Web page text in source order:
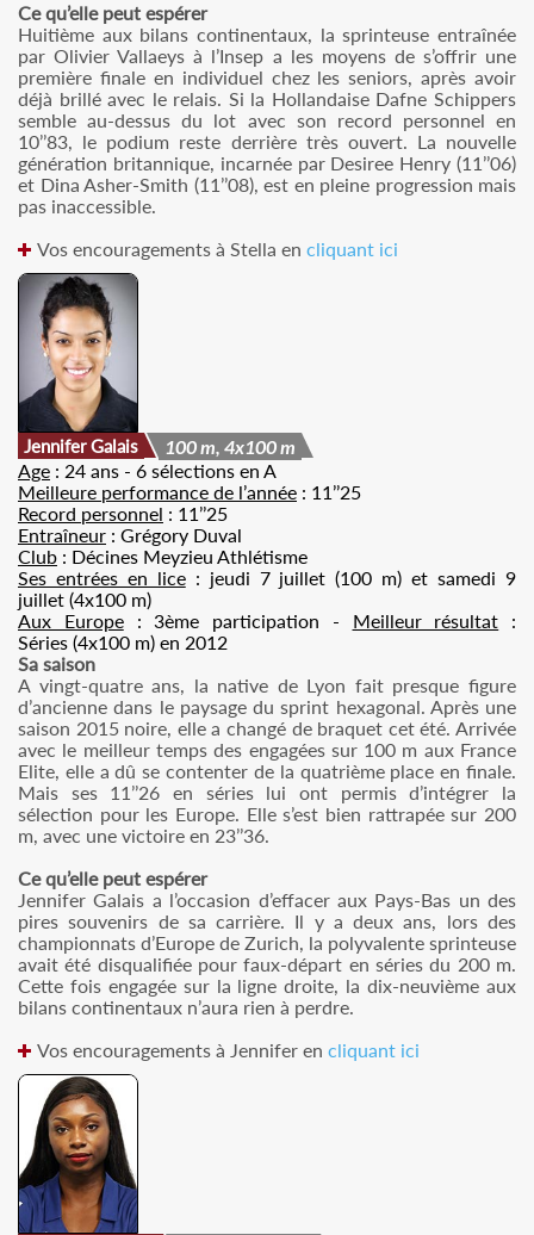
Ce qu’elle peut espérer
Huitième aux bilans continentaux, la sprinteuse entraînée
par Olivier Vallaeys à l’Insep a les moyens de s’offrir une
première finale en individuel chez les seniors, après avoir
déjà brillé avec le relais. Si la Hollandaise Dafne Schippers
semble au-dessus du lot avec son record personnel en
10’’83, le podium reste derrière très ouvert. La nouvelle
génération britannique, incarnée par Desiree Henry (11’’06)
et Dina Asher-Smith (11’’08), est en pleine progression mais
pas inaccessible.
Vos encouragements à Stella en cliquant ici
Jennifer Galais
100 m, 4x100 m
Age : 24 ans - 6 sélections en A
Meilleure performance de l’année : 11’’25
Record personnel : 11’’25
Entraîneur : Grégory Duval
Club : Décines Meyzieu Athlétisme
Ses entrées en lice: jeudi 7 juillet (100 m) et samedi 9
juillet (4x100 m)
Aux Europe: 3ème participation - Meilleur résultat :
Séries (4x100 m) en 2012
Sa saison
A vingt-quatre ans, la native de Lyon fait presque figure
d’ancienne dans le paysage du sprint hexagonal. Après une
saison 2015 noire, elle a changé de braquet cet été. Arrivée
avec le meilleur temps des engagées sur 100 m aux France
Elite, elle a dû se contenter de la quatrième place en finale.
Mais ses 11’’26 en séries lui ont permis d’intégrer la
sélection pour les Europe. Elle s’est bien rattrapée sur 200
m, avec une victoire en 23’’36.
Ce qu’elle peut espérer
Jennifer Galais a l’occasion d’effacer aux Pays-Bas un des
pires souvenirs de sa carrière. Il y a deux ans, lors des
championnats d’Europe de Zurich, la polyvalente sprinteuse
avait été disqualifiée pour faux-départ en séries du 200 m.
Cette fois engagée sur la ligne droite, la dix-neuvième aux
bilans continentaux n’aura rien à perdre.
Vos encouragements à Jennifer en cliquant ici